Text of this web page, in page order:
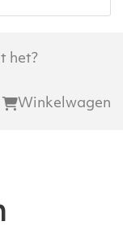
het?
Winkelwagen